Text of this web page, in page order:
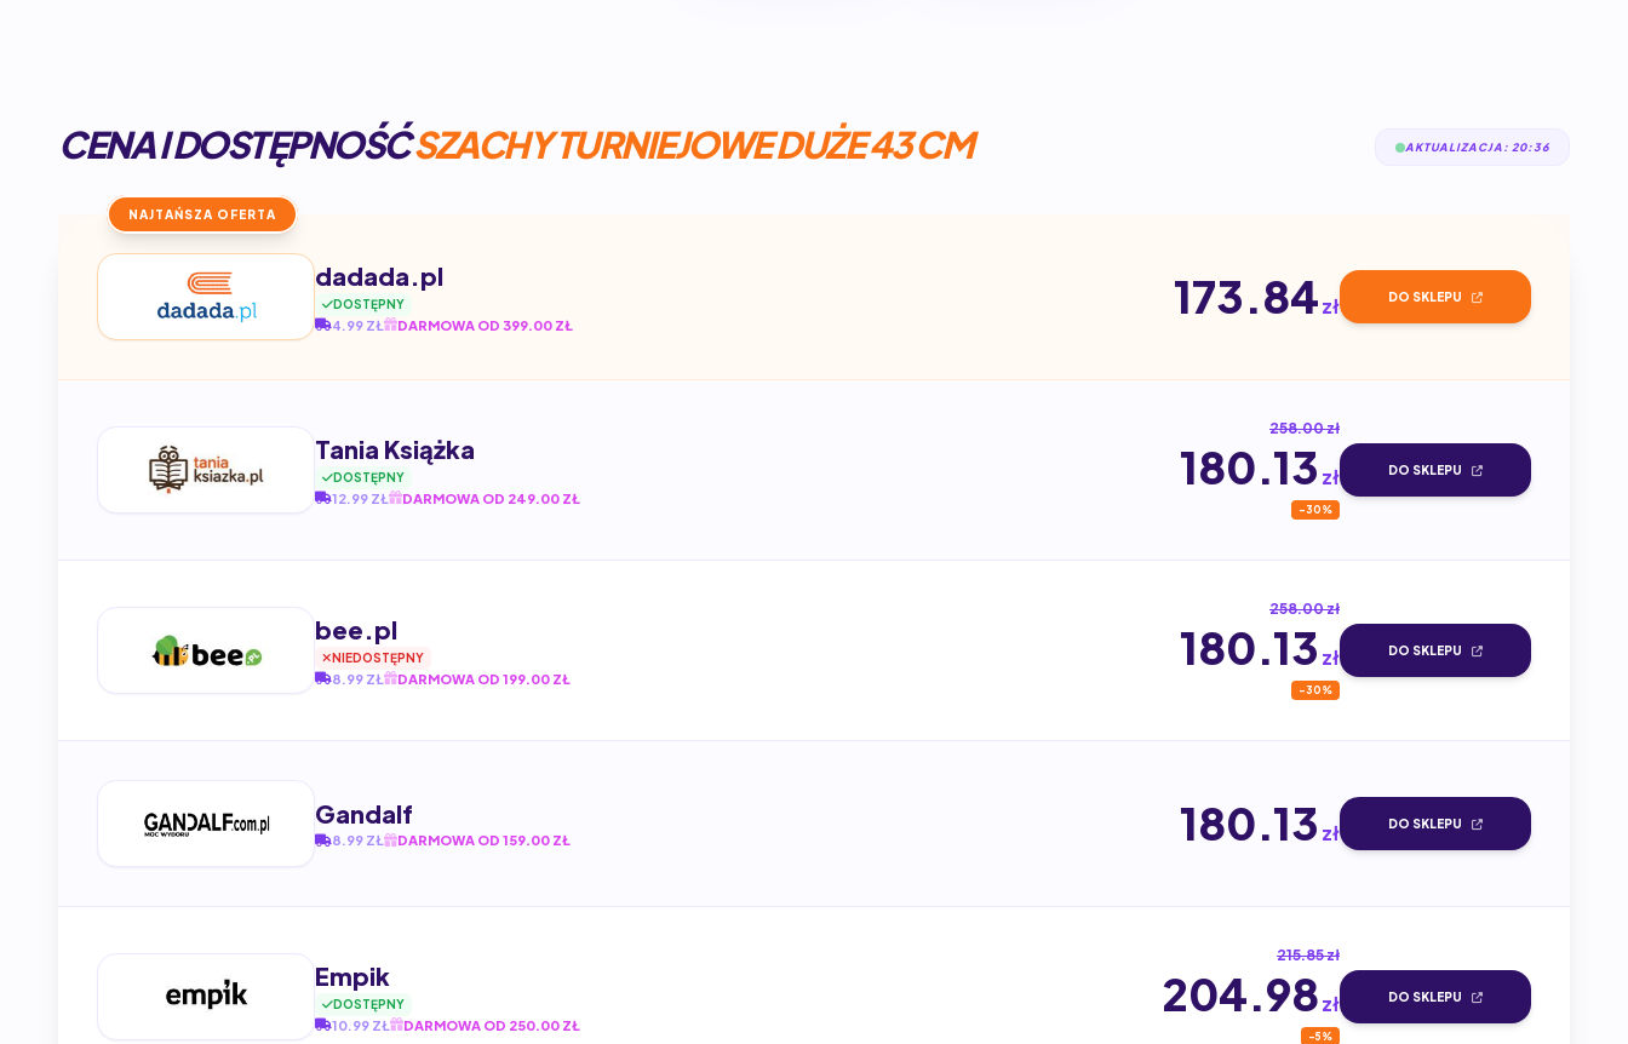
CENA I DOSTĘPNOŚĆSZACHY TURNIEJOWE DUŻE 43 CM AKTUALIZACJA: 20:36
NAJTAŃSZA OFERTA
dadada.pl
DOSTĘPNY
4.99 ZŁ DARMOWA OD 399.00 ZŁ
173.84zł DO SKLEPU
Tania Książka
DOSTĘPNY
12.99 ZŁ DARMOWA OD 249.00 ZŁ
258.00 zł
180.13 zł
-30%
DO SKLEPU
bee.pl
NIEDOSTĘPNY
8.99 ZŁ DARMOWA OD 199.00 ZŁ
258.00 zł
180.13 zł
-30%
DO SKLEPU
Gandalf
8.99 ZŁ DARMOWA OD 159.00 ZŁ 180.13 zł DO SKLEPU
Empik
DOSTĘPNY
10.99 ZŁ DARMOWA OD 250.00 ZŁ
215.85 zł
204.98zł
-5%
DO SKLEPU